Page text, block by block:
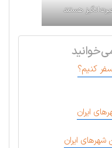
هستند
ایران
ایران